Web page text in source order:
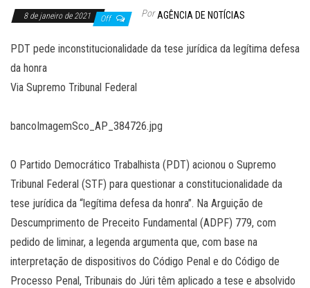
8 de janeiro de 2021 Off Por AGÊNCIA DE NOTÍCIAS
PDT pede inconstitucionalidade da tese jurídica da legítima defesa
da honra
Via Supremo Tribunal Federal
bancoImagemSco_AP_384726.jpg
O Partido Democrático Trabalhista (PDT) acionou o Supremo
Tribunal Federal (STF) para questionar a constitucionalidade da
tese jurídica da “legítima defesa da honra”. Na Arguição de
Descumprimento de Preceito Fundamental (ADPF) 779, com
pedido de liminar, a legenda argumenta que, com base na
interpretação de dispositivos do Código Penal e do Código de
Processo Penal, Tribunais do Júri têm aplicado a tese e absolvido